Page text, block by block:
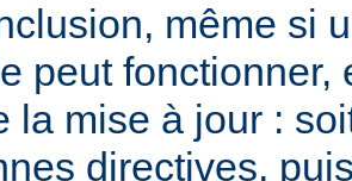
même si
peut fonctionner,
la mise à jour :
directives,